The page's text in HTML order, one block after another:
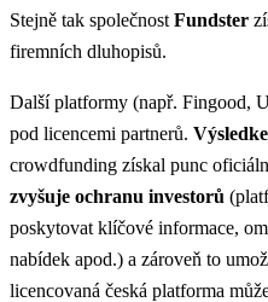
Stejně tak společnost Fundster
firemních dluhopisů​.
Další platformy (např. Fingood,
pod licencemi partnerů.
crowdfunding získal punc
zvyšuje ochranu investorů
poskytovat klíčové informace,
nabídek apod.​) a zároveň to
licencovaná česká platforma